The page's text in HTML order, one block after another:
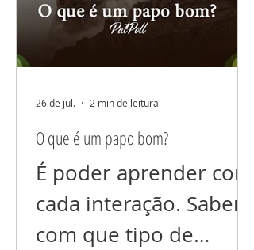
você não ama (ainda).
Não espalhe suas
seus problemas. Tudo
que colocamos foco
cresce! E se você está
prejudicando alguém
energeticamente, com
O que é um papo bom?
É poder aprender com
cada interação. Saber
com que tipo de
26 de jul. 2 min de leitura